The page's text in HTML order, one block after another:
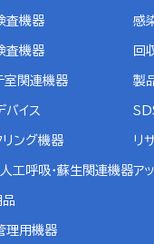
査機器
査機器
室関連機器
バイス
リング機器
人工呼吸・蘇生関連機器
品
理用機器
感
回
製
リ
ア